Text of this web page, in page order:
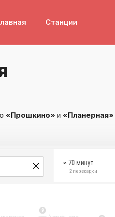
Станции
«Прошкино» и «Планерная»
≈ 70 минут
2 пересадки
9